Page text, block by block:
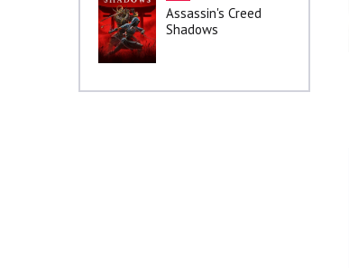
Assassin's Creed
Shadows